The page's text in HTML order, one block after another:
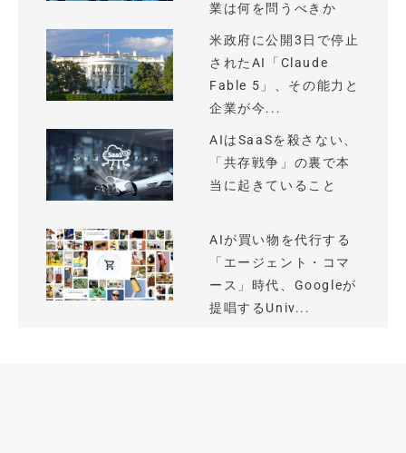
業は何を問うべきか
米政府に公開3日で停止
されたAI「Claude
Fable 5」、その能力と
企業が今...
AIはSaaSを殺さない、
「共存戦争」の裏で本
当に起きていること
AIが買い物を代行する
「エージェント・コマ
ース」時代、Googleが
提唱するUniv...